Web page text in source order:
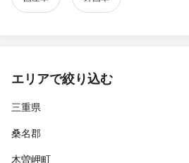
エリアで絞り込む
三重県
桑名郡
木曽岬町